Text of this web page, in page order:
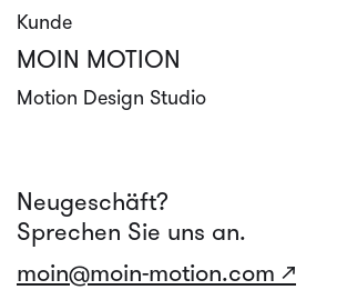
Kunde
MOIN MOTION
Motion Design Studio
Neugeschäft?
Sprechen Sie uns an.
moin@moin-motion.com ↗